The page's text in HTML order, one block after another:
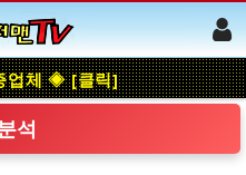
업체 ◈ [클릭]
석